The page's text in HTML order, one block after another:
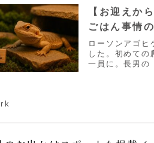
【お迎えか
ごはん事情
ローソンアゴヒ
した。初めての
一員に。長男の